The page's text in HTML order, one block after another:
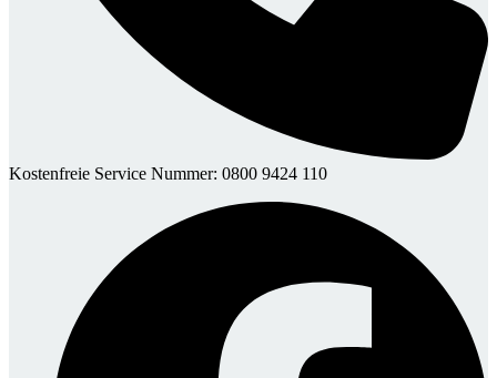
Kostenfreie Service Nummer: 0800 9424 110